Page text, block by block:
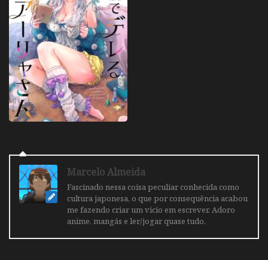
Marcelo Almeida
Fascinado nessa coisa peculiar conhecida como
cultura japonesa, o que por consequência acabou
me fazendo criar um vicio em escrever. Adoro
anime, mangás e ler/jogar quase tudo.